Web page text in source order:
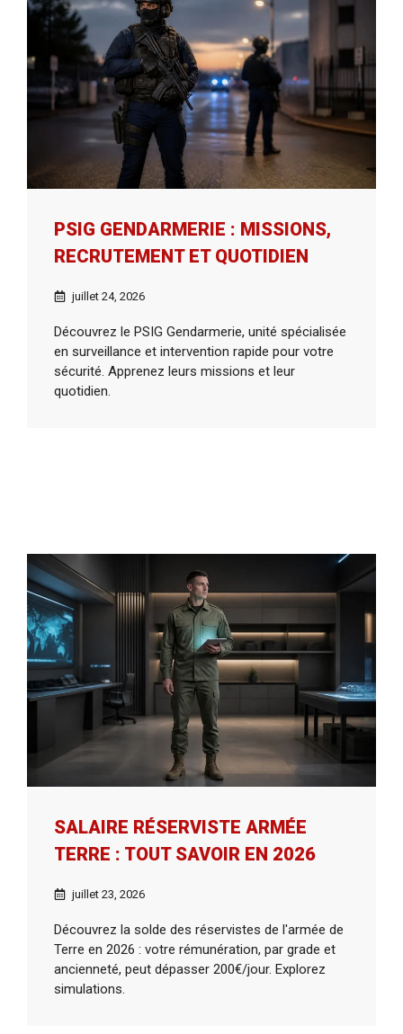
PSIG GENDARMERIE : MISSIONS,
RECRUTEMENT ET QUOTIDIEN
juillet 24, 2026
Découvrez le PSIG Gendarmerie, unité spécialisée
en surveillance et intervention rapide pour votre
sécurité. Apprenez leurs missions et leur
quotidien.
SALAIRE RÉSERVISTE ARMÉE
TERRE : TOUT SAVOIR EN 2026
juillet 23, 2026
Découvrez la solde des réservistes de l'armée de
Terre en 2026 : votre rémunération, par grade et
ancienneté, peut dépasser 200€/jour. Explorez
simulations.